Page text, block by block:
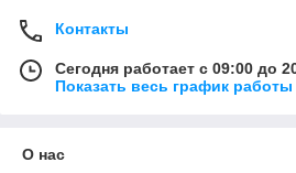
Контакты
Сегодня работает с 09:00 до
Показать весь график работы
О нас